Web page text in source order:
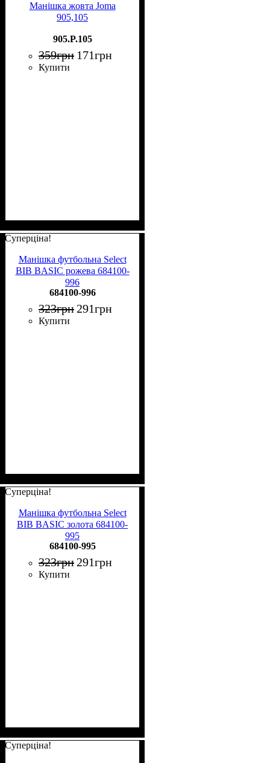
Манішка жовта Joma
905,105
905.P.105
359грн 171грн
Купити
Суперціна!
Манішка футбольна Select
BIB BASIC рожева 684100-
996
684100-996
323грн 291грн
Купити
Суперціна!
Манішка футбольна Select
BIB BASIC золота 684100-
995
684100-995
323грн 291грн
Купити
Суперціна!